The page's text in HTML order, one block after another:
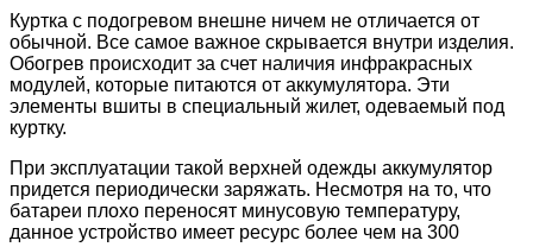
Куртка с подогревом внешне ничем не отличается от
обычной. Все самое важное скрывается внутри изделия.
Обогрев происходит за счет наличия инфракрасных
модулей, которые питаются от аккумулятора. Эти
элементы вшиты в специальный жилет, одеваемый под
куртку.
При эксплуатации такой верхней одежды аккумулятор
придется периодически заряжать. Несмотря на то, что
батареи плохо переносят минусовую температуру,
данное устройство имеет ресурс более чем на 300